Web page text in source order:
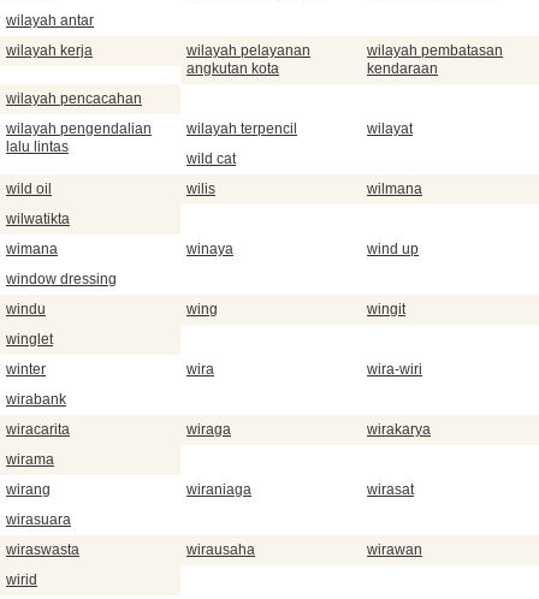
wilayah antar
wilayah kerja
wilayah pelayanan
angkutan kota
wilayah pembatasan
kendaraan
wilayah pencacahan
wilayah pengendalian
lalu lintas
wilayah terpencil
wilayat
wild cat
wild oil
wilis
wilmana
wilwatikta
wimana
winaya
wind up
window dressing
windu
wing
wingit
winglet
winter
wira
wira-wiri
wirabank
wiracarita
wiraga
wirakarya
wirama
wirang
wiraniaga
wirasat
wirasuara
wiraswasta
wirausaha
wirawan
wirid